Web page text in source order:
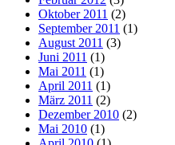
Oktober 2011 (2)
September 2011 (1)
August 2011 (3)
Juni 2011 (1)
Mai 2011 (1)
April 2011 (1)
März 2011 (2)
Dezember 2010 (2)
Mai 2010 (1)